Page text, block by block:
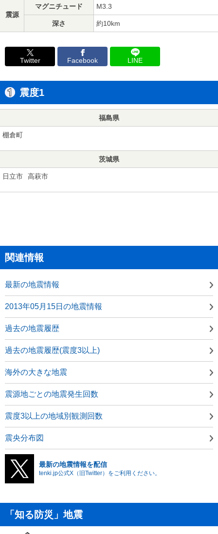
震源
マグニチュード M3.3
深さ 約10km
Twitter Facebook LINE
震度1
福島県
棚倉町
茨城県
日立市 高萩市
関連情報
最新の地震情報
2013年05月15日の地震情報
過去の地震履歴
過去の地震履歴(震度3以上)
海外の大きな地震
震源地ごとの地震発生回数
震度3以上の地域別観測回数
震央分布図
最新の地震情報を配信
tenki.jp公式X（旧Twitter）をご利用ください。
「知る防災」地震